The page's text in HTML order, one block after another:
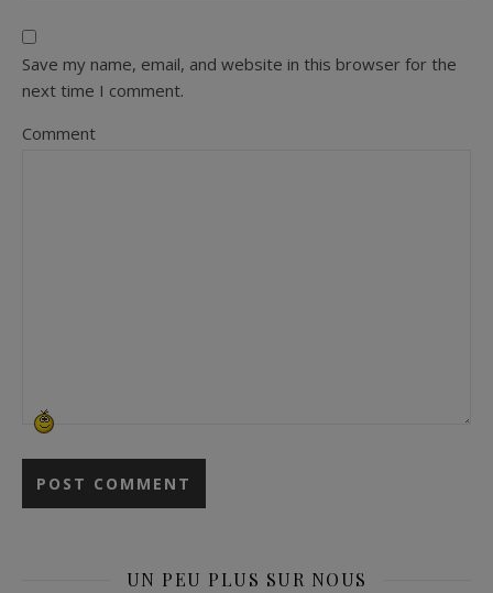
Save my name, email, and website in this browser for the
next time I comment.
Comment
UN PEU PLUS SUR NOUS